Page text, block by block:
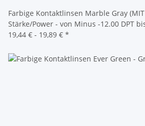
Farbige Kontaktlinsen Marble Gray
Stärke/Power - von Minus -12.00 DPT
19,44 € - 19,89 € *